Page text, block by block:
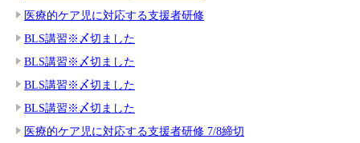
医療的ケア児に対応する支援者研修
BLS講習※〆切ました
BLS講習※〆切ました
BLS講習※〆切ました
BLS講習※〆切ました
医療的ケア児に対応する支援者研修 7/8締切